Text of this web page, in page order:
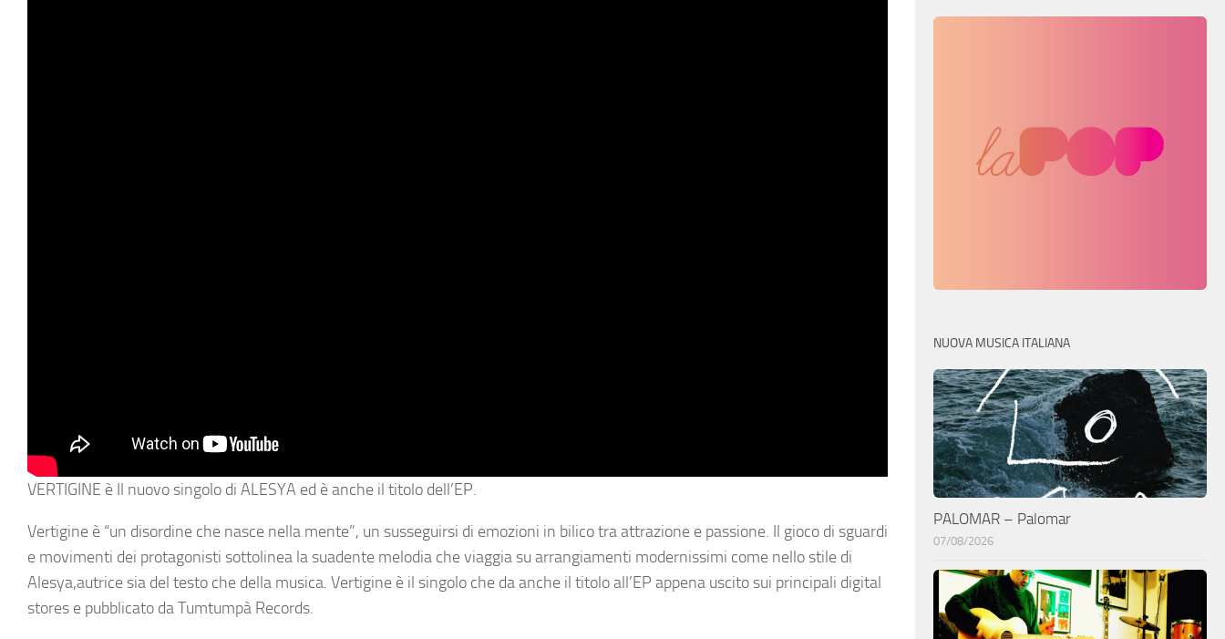
VERTIGINE è Il nuovo singolo di ALESYA ed è anche il titolo dell’EP.
Vertigine è “un disordine che nasce nella mente”, un susseguirsi di emozioni in bilico tra attrazione e passione. Il gioco di sguardi
e movimenti dei protagonisti sottolinea la suadente melodia che viaggia su arrangiamenti modernissimi come nello stile di
Alesya,autrice sia del testo che della musica. Vertigine è il singolo che da anche il titolo all’EP appena uscito sui principali digital
stores e pubblicato da Tumtumpà Records.
NUOVA MUSICA ITALIANA
PALOMAR – Palomar
07/08/2026